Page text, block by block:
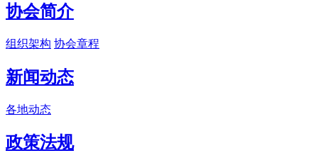
协会简介
组织架构 协会章程
新闻动态
各地动态
政策法规